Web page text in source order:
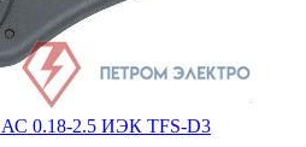
АС 0.18-2.5 ИЭК TFS-D3